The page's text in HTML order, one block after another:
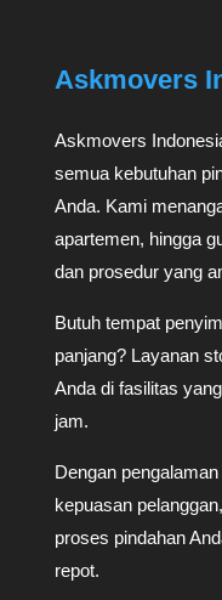
Askmovers
Askmovers
semua kebutuhan
Anda. Kami
apartemen, hingga
dan prosedur yang
Butuh tempat
panjang? Layanan
Anda di fasilitas
jam.
Dengan
kepuasan
proses pindahan
repot.